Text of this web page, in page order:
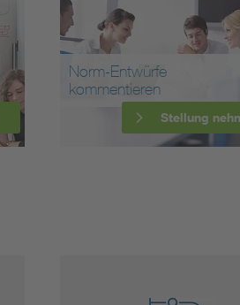
Norm-Entwürfe
kommentieren
Stellung